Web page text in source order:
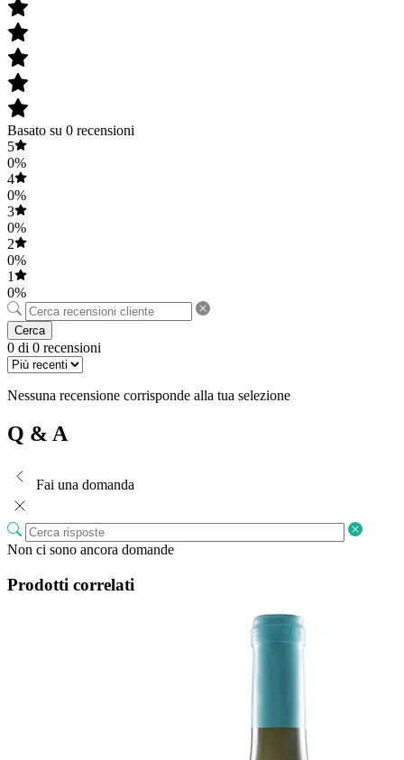
Basato su 0 recensioni
5
0%
4
0%
3
0%
2
0%
1
0%
Cerca
0 di 0 recensioni
Nessuna recensione corrisponde alla tua selezione
Q & A
Fai una domanda
Non ci sono ancora domande
Prodotti correlati